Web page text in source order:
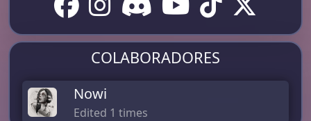
COLABORADORES
Nowi
Edited 1 times